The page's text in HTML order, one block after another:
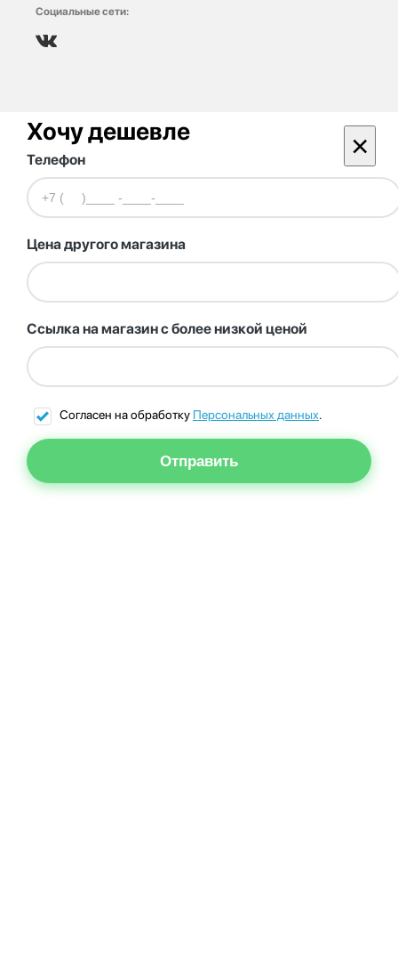
Социальные сети:
Хочу дешевле ×
Телефон
Цена другого магазина
Ссылка на магазин с более низкой ценой
Согласен на обработку Персональных данных.
Отправить